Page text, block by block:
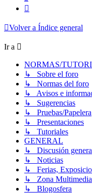
Volver a Índice general
Ir a
NORMAS/
↳ Sobre el foro
↳ Normas del foro
↳ Avisos e
↳ Sugerencias
↳ Pruebas/Papelera
↳ Presentaciones
↳ Tutoriales
GENERAL
↳ Discusión
↳ Noticias
↳ Ferias,
↳ Zona Multimedia
↳ Blogosfera